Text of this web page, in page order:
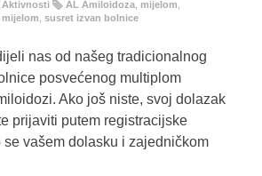
Aktivnosti AL Amiloidoza mijelom
susret izvan bolnice
nas od našeg tradicionalnog
posvećenog multiplom
Ako još niste, svoj dolazak
prijaviti putem registracijske
se vašem dolasku i zajedničkom